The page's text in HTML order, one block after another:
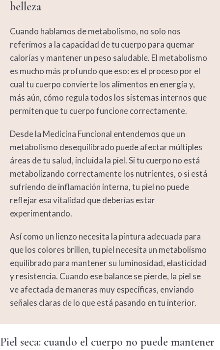
belleza
Cuando hablamos demetabolismo, no solo nos
referimos a la capacidad de tu cuerpo para quemar
calorías y mantener un peso saludable. El metabolismo
es mucho más profundo que eso: es el proceso por el
cual tu cuerpo convierte los alimentos en energía y,
más aún, cómo regula todos los sistemas internos que
permiten que tu cuerpo funcione correctamente.
Desde la Medicina Funcional entendemos que un
metabolismo desequilibrado puede afectar múltiples
áreas de tu salud, incluida la piel. Si tu cuerpo no está
metabolizando correctamente los nutrientes, o si está
sufriendo de inflamación interna, tu piel no puede
reflejar esa vitalidad que deberías estar
experimentando.
Así como un lienzo necesita la pintura adecuada para
que los colores brillen, tu piel necesita un metabolismo
equilibrado para mantener su luminosidad, elasticidad
y resistencia. Cuando ese balance se pierde, la piel se
ve afectada de maneras muy específicas, enviando
señales claras de lo que está pasando en tu interior.
Piel seca: cuando el cuerpo no puede mantener